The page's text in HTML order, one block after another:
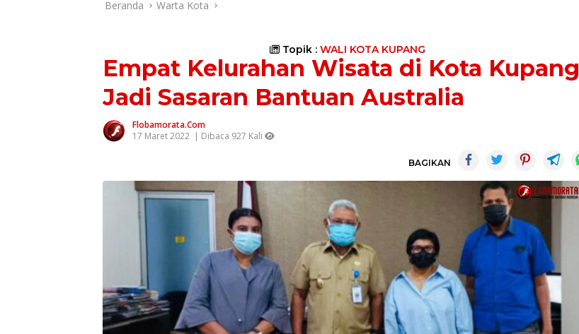
Beranda Warta Kota
Topik :WALI KOTA KUPANG
Empat Kelurahan Wisata di Kota Kupang
Jadi Sasaran Bantuan Australia
Flobamorata.com
17 Maret 2022 | Dibaca 927 Kali
BAGIKAN